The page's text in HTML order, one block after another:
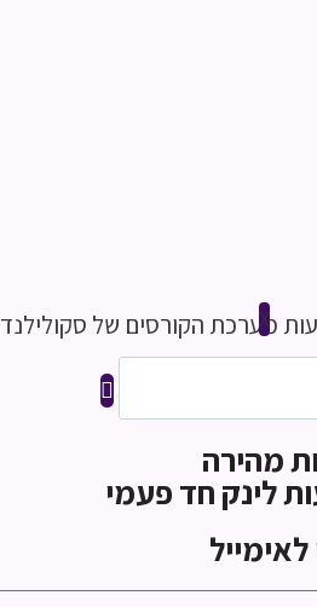
X
מערכת הקורסים של סקולילנד
מהירה
לינק חד פעמי